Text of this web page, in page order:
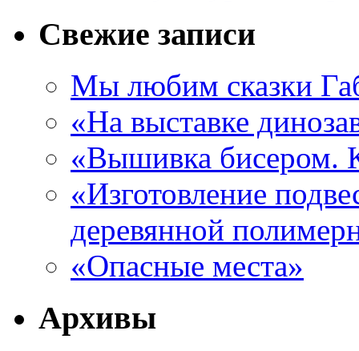
Свежие записи
Мы любим сказки
«На выставке
«Вышивка бисером.
«Изготовление
деревянной
«Опасные места»
Архивы